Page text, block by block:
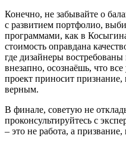
Конечно, не забывайте о
с развитием портфолио,
программами, как в
стоимость оправдана
где дизайнеры
внезапно, осознаёшь, что
проект приносит
верным.
В финале, советую не
проконсультируйтесь с
– это не работа, а